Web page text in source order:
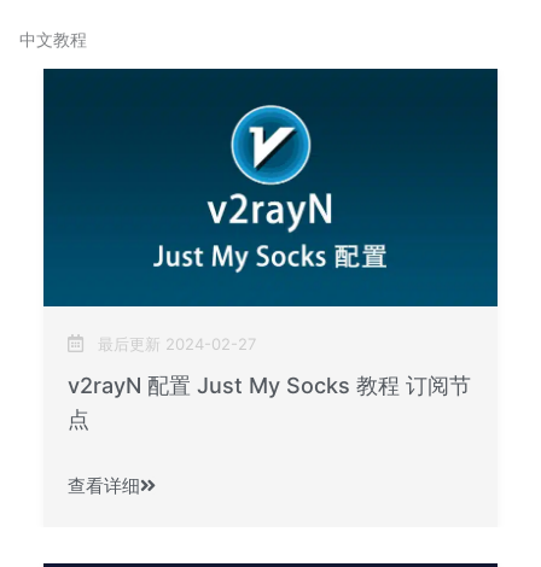
中文教程
最后更新 2024-02-27
v2rayN 配置 Just My Socks 教程 订阅节
点
查看详细